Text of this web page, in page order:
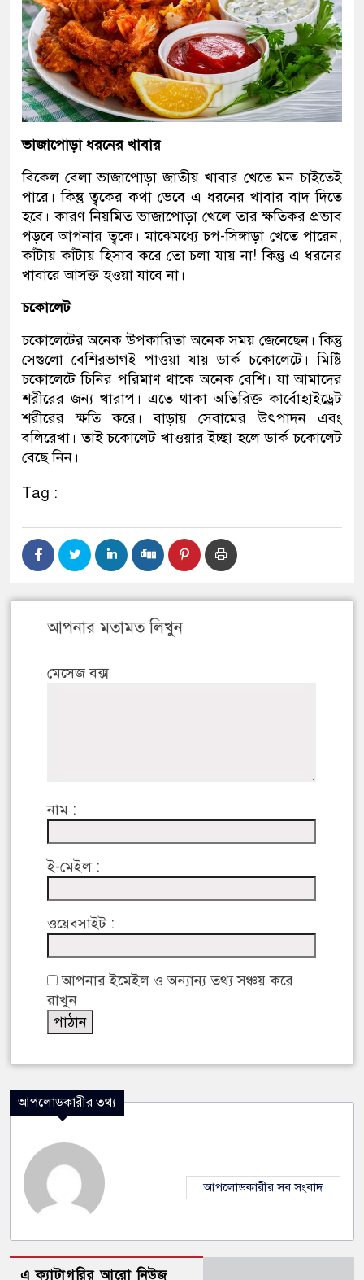
ভাজাপোড়া ধরনের খাবার
বিকেল বেলা ভাজাপোড়া জাতীয় খাবার খেতে মন চাইতেই
পারে। কিন্তু ত্বকের কথা ভেবে এ ধরনের খাবার বাদ দিতে
হবে। কারণ নিয়মিত ভাজাপোড়া খেলে তার ক্ষতিকর প্রভাব
পড়বে আপনার ত্বকে। মাঝেমধ্যে চপ-সিঙ্গাড়া খেতে পারেন,
কাঁটায় কাঁটায় হিসাব করে তো চলা যায় না! কিন্তু এ ধরনের
খাবারে আসক্ত হওয়া যাবে না।
চকোলেট
চকোলেটের অনেক উপকারিতা অনেক সময় জেনেছেন। কিন্তু
সেগুলো বেশিরভাগই পাওয়া যায় ডার্ক চকোলেটে। মিষ্টি
চকোলেটে চিনির পরিমাণ থাকে অনেক বেশি। যা আমাদের
শরীরের জন্য খারাপ। এতে থাকা অতিরিক্ত কার্বোহাইড্রেট
শরীরের ক্ষতি করে। বাড়ায় সেবামের উৎপাদন এবং
বলিরেখা। তাই চকোলেট খাওয়ার ইচ্ছা হলে ডার্ক চকোলেট
বেছে নিন।
Tag :
আপনার মতামত লিখুন
মেসেজ বক্স
নাম :
ই-মেইল :
ওয়েবসাইট :
আপনার ইমেইল ও অন্যান্য তথ্য সঞ্চয় করে
রাখুন
আপলোডকারীর তথ্য
আপলোডকারীর সব সংবাদ
এ ক্যাটাগরির আরো নিউজ